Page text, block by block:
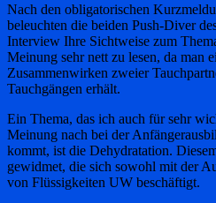
Nach den obligatorischen
beleuchten die beiden Push-Diver
Interview Ihre Sichtweise zum
Meinung sehr nett zu lesen, da man
Zusammenwirken zweier
Tauchgängen erhält.
Ein Thema, das ich auch für sehr
Meinung nach bei der
kommt, ist die Dehydratation.
gewidmet, die sich sowohl mit der
von Flüssigkeiten UW beschäftigt.